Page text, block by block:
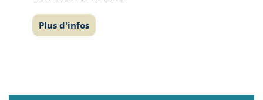
Plus d'infos